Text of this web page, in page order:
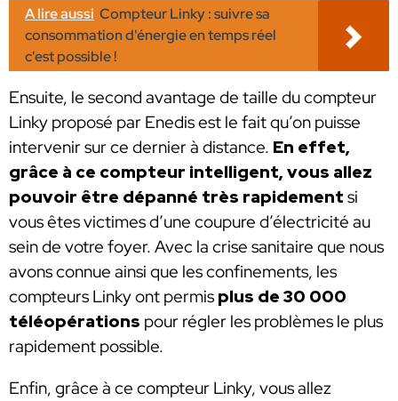
A lire aussi Compteur Linky : suivre sa
consommation d'énergie en temps réel
c'est possible !
Ensuite, le second avantage de taille du compteur
Linky proposé par Enedis est le fait qu’on puisse
intervenir sur ce dernier à distance. En effet,
grâce à ce compteur intelligent, vous allez
pouvoir être dépanné très rapidement si
vous êtes victimes d’une coupure d’électricité au
sein de votre foyer. Avec la crise sanitaire que nous
avons connue ainsi que les confinements, les
compteurs Linky ont permis plus de 30 000
téléopérations pour régler les problèmes le plus
rapidement possible.
Enfin, grâce à ce compteur Linky, vous allez